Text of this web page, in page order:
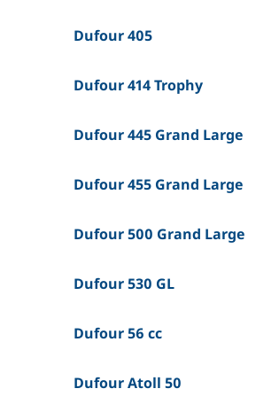
Dufour 405
Dufour 414 Trophy
Dufour 445 Grand Large
Dufour 455 Grand Large
Dufour 500 Grand Large
Dufour 530 GL
Dufour 56 cc
Dufour Atoll 50